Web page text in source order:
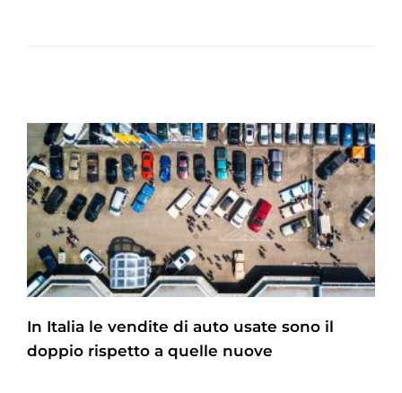
In Italia le vendite di auto usate sono il
doppio rispetto a quelle nuove